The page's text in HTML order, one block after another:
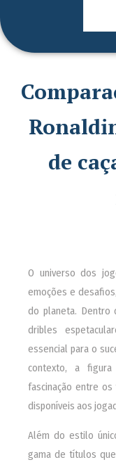
de
O universo dos
emoções e
do planeta. Dentro
dribles
essencial para o
contexto, a
fascinação entre
disponíveis aos
Além do estilo
gama de títulos